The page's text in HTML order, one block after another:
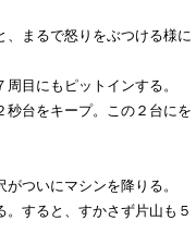
、まるで怒りをぶつける様に
目にもピットインする。
台をキープ。この２台にを
ついにマシンを降りる。
すると、すかさず片山も５